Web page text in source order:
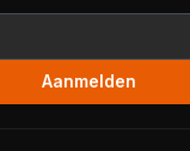
Aanmelden